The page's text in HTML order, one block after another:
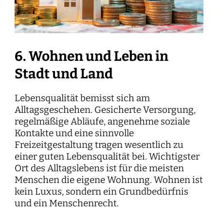
6. Wohnen und Leben in
Stadt und Land
Lebensqualität bemisst sich am
Alltagsgeschehen. Gesicherte Versorgung,
regelmäßige Abläufe, angenehme soziale
Kontakte und eine sinnvolle
Freizeitgestaltung tragen wesentlich zu
einer guten Lebensqualität bei. Wichtigster
Ort des Alltagslebens ist für die meisten
Menschen die eigene Wohnung. Wohnen ist
kein Luxus, sondern ein Grundbedürfnis
und ein Menschenrecht.